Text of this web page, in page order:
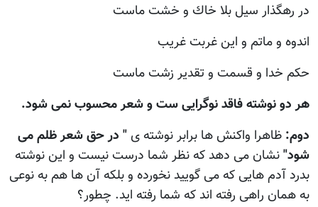
در رهگذار سيل بلا خاك و خشت ماست
اندوه و ماتم و اين غربت غريب
حكم خدا و قسمت و تقدير زشت ماست
هر دو نوشته فاقد نوگرايی ست و شعر محسوب نمی شود.
دوم: ظاهرا واکنش ها برابر نوشته ی " در حق شعر ظلم می
شود"نشان می دهد که نظر شما درست نيست و اين نوشته
بدرد آدم هايی که می گوييد نخورده و بلکه آن ها هم به نوعی
به همان راهی رفته اند که شما رفته ايد. چطور؟